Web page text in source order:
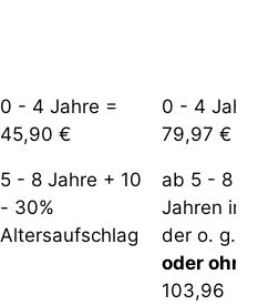
0 - 4 Jahre =
45,90 €
0 - 4
79,97 €
5 - 8 Jahre + 10
- 30%
Altersaufschlag
ab 5 - 8
Jahren
der o. g.
oder ohne
103,96